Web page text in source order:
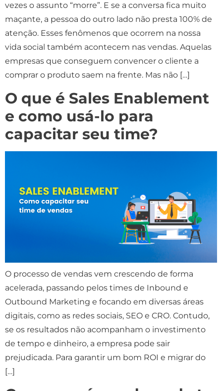
vezes o assunto “morre”. E se a conversa fica muito
maçante, a pessoa do outro lado não presta 100% de
atenção. Esses fenômenos que ocorrem na nossa
vida social também acontecem nas vendas. Aquelas
empresas que conseguem convencer o cliente a
comprar o produto saem na frente. Mas não […]
O que é Sales Enablement
e como usá-lo para
capacitar seu time?
O processo de vendas vem crescendo de forma
acelerada, passando pelos times de Inbound e
Outbound Marketing e focando em diversas áreas
digitais, como as redes sociais, SEO e CRO. Contudo,
se os resultados não acompanham o investimento
de tempo e dinheiro, a empresa pode sair
prejudicada. Para garantir um bom ROI e migrar do
[…]